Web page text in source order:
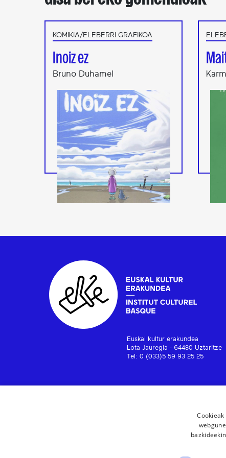
KOMIKIA/ELEBERRI GRAFIKOA
Inoiz ez
Bruno Duhamel
Euskal kultur erakundea
Lota Jauregia - 64480 Uztaritze
Tel: 0 (033)5 59 93 25 25